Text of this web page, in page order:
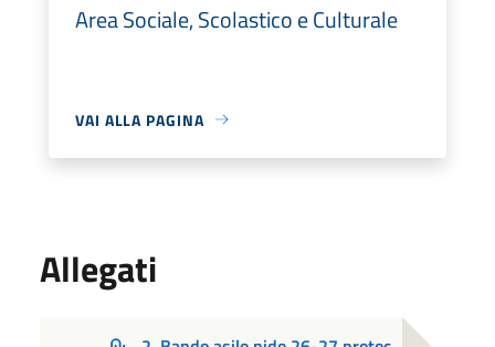
Area Sociale, Scolastico e Culturale
VAI ALLA PAGINA
Allegati